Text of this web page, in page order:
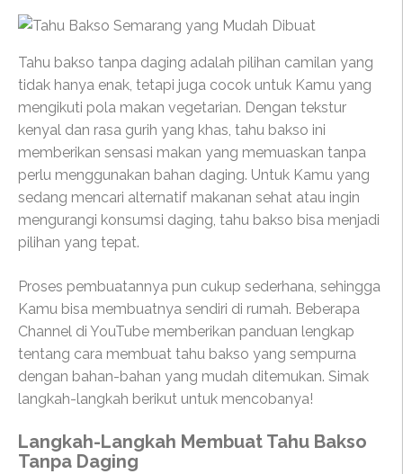
Tahu bakso tanpa daging adalah pilihan camilan yang
tidak hanya enak, tetapi juga cocok untuk Kamu yang
mengikuti pola makan vegetarian. Dengan tekstur
kenyal dan rasa gurih yang khas, tahu bakso ini
memberikan sensasi makan yang memuaskan tanpa
perlu menggunakan bahan daging. Untuk Kamu yang
sedang mencari alternatif makanan sehat atau ingin
mengurangi konsumsi daging, tahu bakso bisa menjadi
pilihan yang tepat.
Proses pembuatannya pun cukup sederhana, sehingga
Kamu bisa membuatnya sendiri di rumah. Beberapa
Channel di YouTube memberikan panduan lengkap
tentang cara membuat tahu bakso yang sempurna
dengan bahan-bahan yang mudah ditemukan. Simak
langkah-langkah berikut untuk mencobanya!
Langkah-Langkah Membuat Tahu Bakso
Tanpa Daging